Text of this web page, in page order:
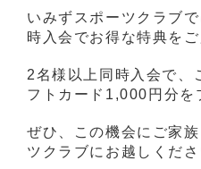
いみずスポーツクラブ
時入会でお得な特典を
2名様以上同時入会で、
フトカード1,000円分を
ぜひ、この機会にご家
ツクラブにお越しくださ